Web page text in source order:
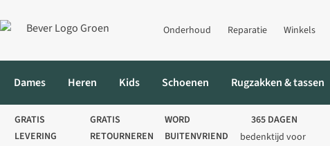
Onderhoud Reparatie Winkels
Dames Heren Kids Schoenen Rugzakken & tassen
GRATIS
LEVERING
GRATIS
RETOURNEREN
WORD
BUITENVRIEND
365 DAGEN
bedenktijd voor